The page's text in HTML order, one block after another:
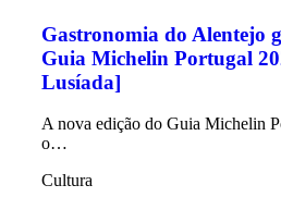
Gastronomia do Alentejo
Guia Michelin Portugal
Lusíada]
A nova edição do Guia Michelin
o…
Cultura